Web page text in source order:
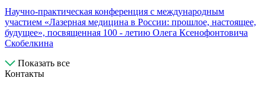
Научно-практическая конференция с международным
участием «Лазерная медицина в России: прошлое, настоящее,
будущее», посвященная 100 - летию Олега Ксенофонтовича
Скобелкина
Показать все
Контакты